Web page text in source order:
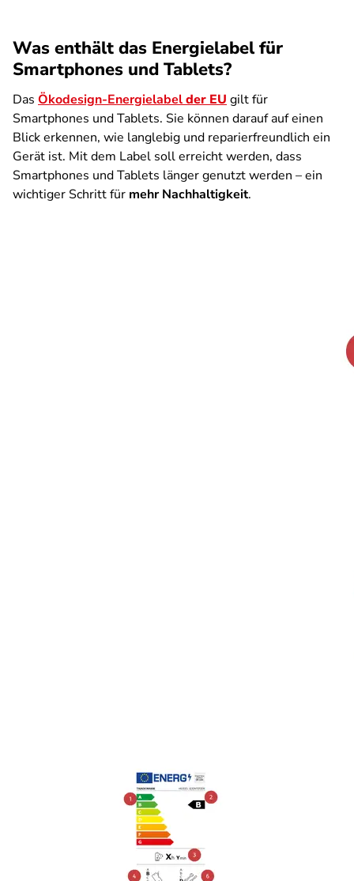
Was enthält das Energielabel für
Smartphones und Tablets?
Das Ökodesign-Energielabelder EU gilt für
Smartphones und Tablets. Sie können darauf auf einen
Blick erkennen, wie langlebig und reparierfreundlich ein
Gerät ist. Mit dem Label soll erreicht werden, dass
Smartphones und Tablets länger genutzt werden – ein
wichtiger Schritt für mehr Nachhaltigkeit.